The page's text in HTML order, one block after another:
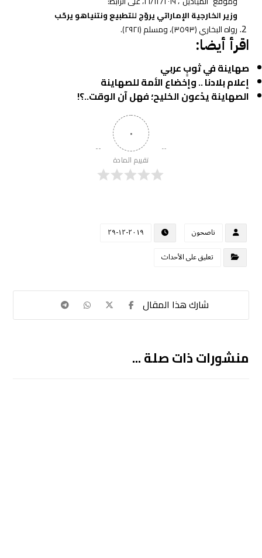
وزير الخارجية الإماراتي يروّج للتطبيع ونتنياهو يرحّب
رواه البخاري (٣٥٩٣)، ومسلم (٢٩٢١).
اقرأ أيضا:
صهاينة في ثوبٍ عربي
إعلام بلادنا .. وإخضاع الأمة للصهاينة
الصهاينة يدْعون الخليح؛ فهل آن الوقت..؟!
٠
تقييم المادة
ناصحون
٢٠١٩-١٢-٢٩
تعليق على الأحداث
منشورات ذات صلة ...